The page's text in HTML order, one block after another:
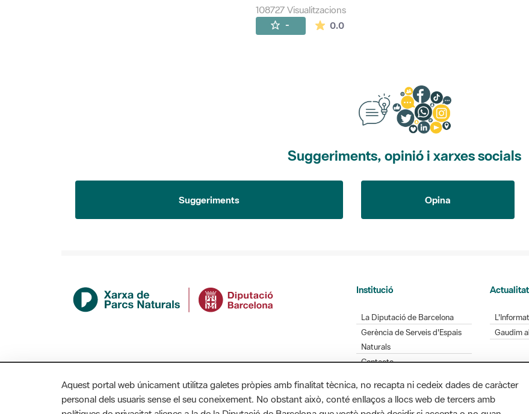
108727 Visualitzacions
- 0.0La mitjana de les valoracions és de 0 estrelles
Suggeriments, opinió i xarxes socials
Suggeriments Opina
Institució
La Diputació de Barcelona
Gerència de Serveis d'Espais
Naturals
Contacte
Actualitat
Gaudim
Aquest portal web únicament utilitza galetes pròpies amb finalitat tècnica, no recapta ni cedeix dades de caràcter
personal dels usuaris sense el seu coneixement. No obstant això, conté enllaços a llocs web de tercers amb